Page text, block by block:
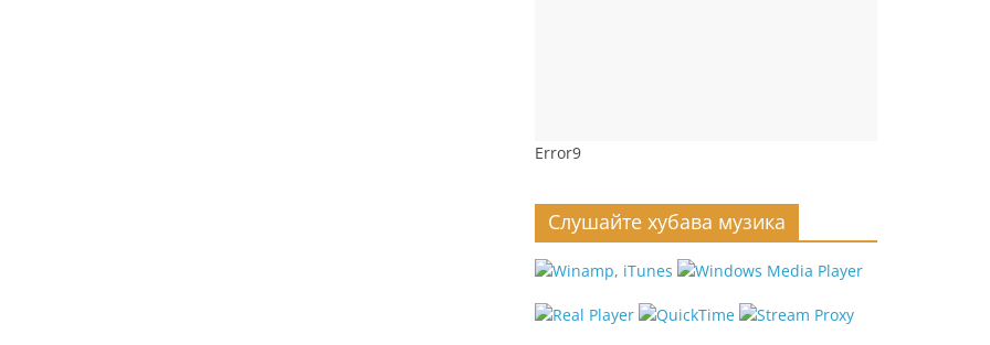
Error9
Слушайте хубава музика